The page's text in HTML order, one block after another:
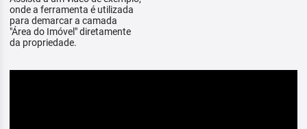
onde a ferramenta é utilizada
para demarcar a camada
"Área do Imóvel" diretamente
da propriedade.